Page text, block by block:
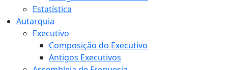
Estatística
Autarquia
Executivo
Composição do Executivo
Antigos Executivos